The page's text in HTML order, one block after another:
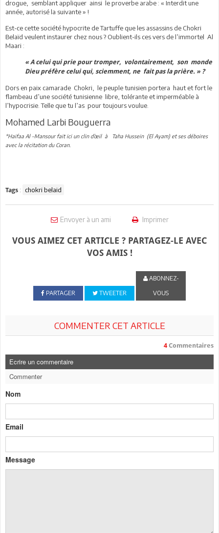
drogue, semblant appliquer ainsi le proverbe arabe : « Interdit une
année, autorisé la suivante » !
Est-ce cette société hypocrite de Tartuffe que les assassins de Chokri
Belaïd veulent instaurer chez nous ? Oublient-ils ces vers de l’immortel Al
Maari :
« A celui qui prie pour tromper, volontairement, son monde
Dieu préfère celui qui, sciemment, ne fait pas la prière. » ?
Dors en paix camarade Chokri, le peuple tunisien portera haut et fort le
flambeau d’une société tunisienne libre, tolérante et imperméable à
l’hypocrisie. Telle que tu l’as pour toujours voulue.
Mohamed Larbi Bouguerra
*Haifaa Al –Mansour fait ici un clin d’œil à Taha Hussein (El Ayam) et ses déboires
avec la récitation du Coran.
Tags : chokri belaid
Envoyer à un ami Imprimer
VOUS AIMEZ CET ARTICLE ? PARTAGEZ-LE AVEC
VOS AMIS !
PARTAGER TWEETER
ABONNEZ-
VOUS
COMMENTER CET ARTICLE
4 Commentaires
Ecrire un commentaire
Commenter
Nom
Email
Message